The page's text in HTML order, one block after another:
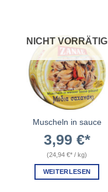
NICHT VORRÄTIG
Muscheln in sauce
3,99 €
(24,94 € / kg)
WEITERLESEN